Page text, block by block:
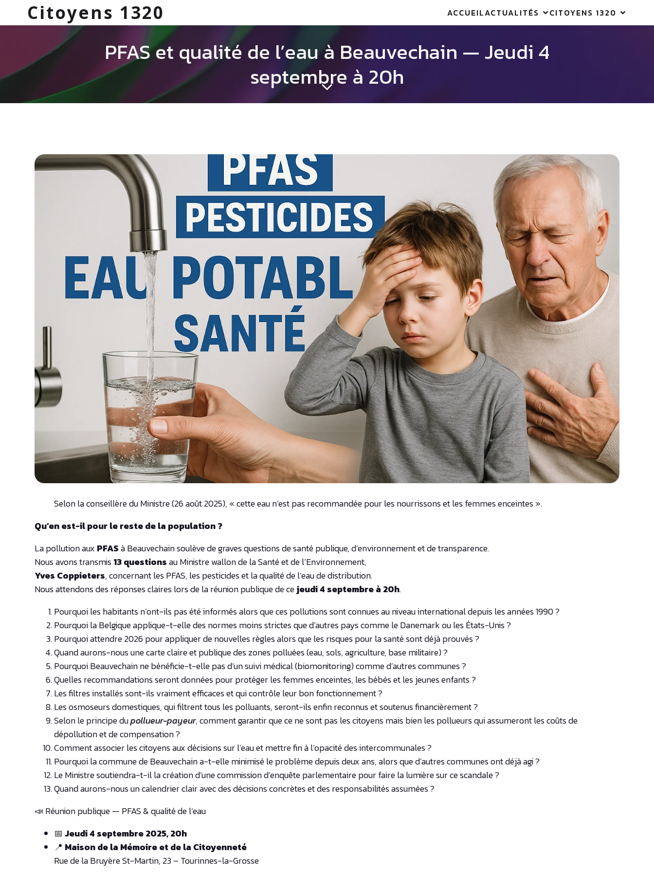
Citoyens 1320 ACCUEILACTUALITÉS CITOYENS 1320
PFAS et qualité de l’eau à Beauvechain — Jeudi 4
septembre à 20h
Selon la conseillère du Ministre (26 août 2025), « cette eau n’est pas recommandée pour les nourrissons et les femmes enceintes ».
Qu’en est-il pour le reste de la population ?
La pollution aux PFASà Beauvechain soulève de graves questions de santé publique, d’environnement et de transparence.
Nous avons transmis13 questionsau Ministre wallon de la Santé et de l’Environnement,
Yves Coppieters, concernant les PFAS, les pesticides et la qualité de l’eau de distribution.
Nous attendons des réponses claires lors de la réunion publique de cejeudi 4 septembre à 20h.
Pourquoi les habitants n’ont-ils pas été informés alors que ces pollutions sont connues au niveau international depuis les années 1990 ?
Pourquoi la Belgique applique-t-elle des normes moins strictes que d’autres pays comme le Danemark ou les États-Unis ?
Pourquoi attendre 2026 pour appliquer de nouvelles règles alors que les risques pour la santé sont déjà prouvés ?
Quand aurons-nous une carte claire et publique des zones polluées (eau, sols, agriculture, base militaire) ?
Pourquoi Beauvechain ne bénéficie-t-elle pas d’un suivi médical (biomonitoring) comme d’autres communes ?
Quelles recommandations seront données pour protéger les femmes enceintes, les bébés et les jeunes enfants ?
Les filtres installés sont-ils vraiment efficaces et qui contrôle leur bon fonctionnement ?
Les osmoseurs domestiques, qui filtrent tous les polluants, seront-ils enfin reconnus et soutenus financièrement ?
Selon le principe dupollueur-payeur, comment garantir que ce ne sont pas les citoyens mais bien les pollueurs qui assumeront les coûts de
dépollution et de compensation ?
Comment associer les citoyens aux décisions sur l’eau et mettre fin à l’opacité des intercommunales ?
Pourquoi la commune de Beauvechain a-t-elle minimisé le problème depuis deux ans, alors que d’autres communes ont déjà agi ?
Le Ministre soutiendra-t-il la création d’une commission d’enquête parlementaire pour faire la lumière sur ce scandale ?
Quand aurons-nous un calendrier clair avec des décisions concrètes et des responsabilités assumées ?
📣 Réunion publique — PFAS & qualité de l’eau
📅 Jeudi 4 septembre 2025, 20h
📍 Maison de la Mémoire et de la Citoyenneté
Rue de la Bruyère St-Martin, 23 – Tourinnes-la-Grosse